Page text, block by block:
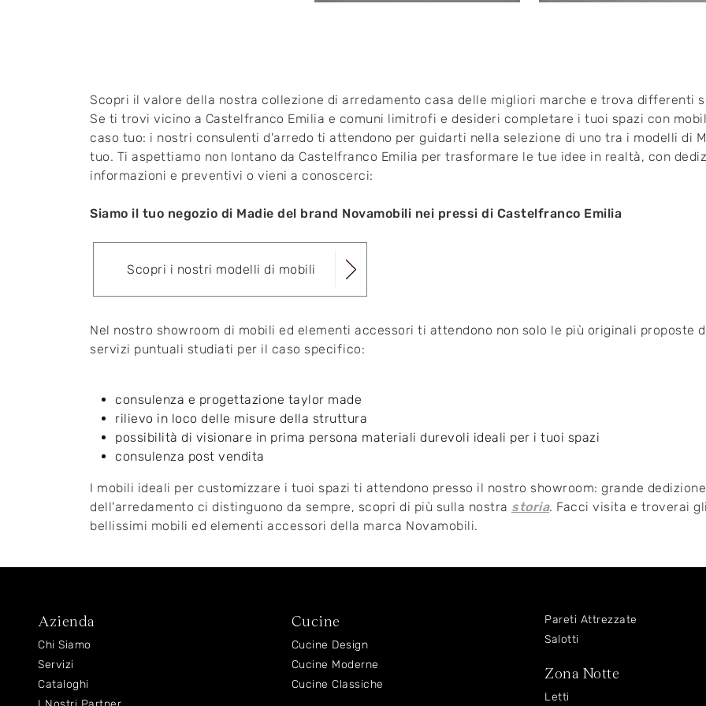
Scopri il valore della nostra collezione di arredamento casa delle migliori marche e trova differenti
Se ti trovi vicino a Castelfranco Emilia e comuni limitrofi e desideri completare i tuoi spazi con
caso tuo: i nostri consulenti d'arredo ti attendono per guidarti nella selezione di uno tra i modelli di
tuo. Ti aspettiamo non lontano da Castelfranco Emilia per trasformare le tue idee in realtà, con
informazioni e preventivi o vieni a conoscerci:
Siamo il tuo negozio di Madie del brand Novamobili nei pressi di Castelfranco Emilia
Scopri i nostri modelli di mobili
Nel nostro showroom di mobili ed elementi accessori ti attendono non solo le più originali proposte
servizi puntuali studiati per il caso specifico:
consulenza e progettazione taylor made
rilievo in loco delle misure della struttura
possibilità di visionare in prima persona materiali durevoli ideali per i tuoi spazi
consulenza post vendita
I mobili ideali per customizzare i tuoi spazi ti attendono presso il nostro showroom: grande
dell'arredamento ci distinguono da sempre, scopri di più sulla nostra storia. Facci visita e troverai
bellissimi mobili ed elementi accessori della marca Novamobili.
Azienda
Chi Siamo
Servizi
Cataloghi
Cucine
Cucine Design
Cucine Moderne
Cucine Classiche
Pareti Attrezzate
Salotti
Zona Notte
Letti